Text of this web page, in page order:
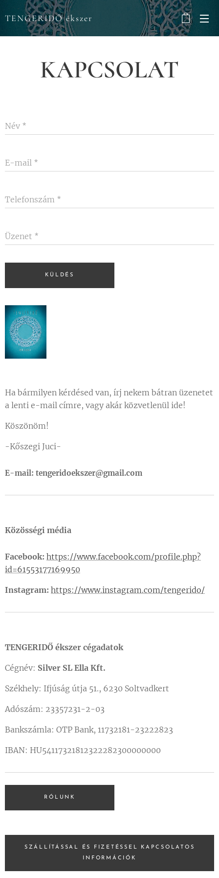
TENGERIDŐ ékszer
KAPCSOLAT
Név
E-mail
Telefonszám
Üzenet
KÜLDÉS
Ha bármilyen kérdésed van, írj nekem bátran üzenetet
a lenti e-mail címre, vagy akár közvetlenül ide!
Köszönöm!
-Kőszegi Juci-
E-mail: tengeridoekszer@gmail.com
Közösségi média
Facebook: https://www.facebook.com/profile.php?
id=61553177169950
Instagram: https://www.instagram.com/tengerido/
TENGERIDŐ ékszer cégadatok
Cégnév: Silver SL Ella Kft.
Székhely: Ifjúság útja 51., 6230 Soltvadkert
Adószám: 23357231-2-03
Bankszámla: OTP Bank, 11732181-23222823
IBAN: HU54117321812322282300000000
RÓLUNK
SZÁLLÍTÁSSAL ÉS FIZETÉSSEL KAPCSOLATOS
INFORMÁCIÓK